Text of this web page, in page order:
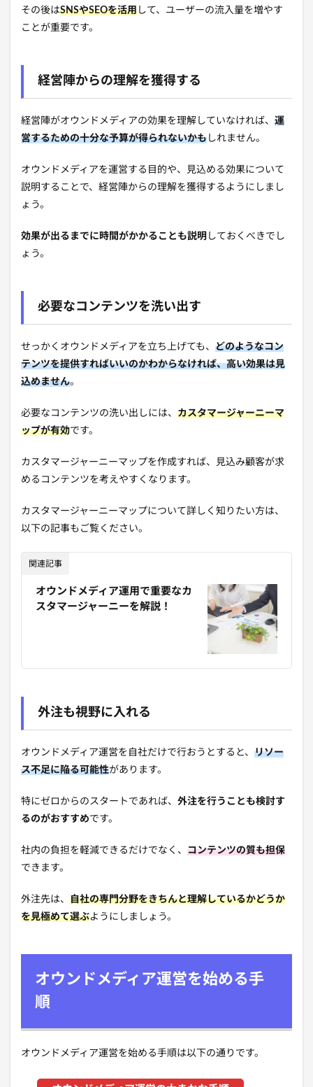
その後はSNSやSEOを活用 して、ユーザーの流入量を増やす
ことが重要です。
経営陣からの理解を獲得する
経営陣がオウンドメディアの効果を理解していなければ、 運
営するための十分な予算が得られないかも しれません。
オウンドメディアを運営する目的や、見込める効果について
説明することで、経営陣からの理解を獲得するようにしまし
ょう。
効果が出るまでに時間がかかることも説明 しておくべきでし
ょう。
必要なコンテンツを洗い出す
せっかくオウンドメディアを立ち上げても、 どのようなコン
テンツを提供すればいいのかわからなければ、高い効果は見
込めません。
必要なコンテンツの洗い出しには、 カスタマージャーニーマ
ップが有効です。
カスタマージャーニーマップを作成すれば、見込み顧客が求
めるコンテンツを考えやすくなります。
カスタマージャーニーマップについて詳しく知りたい方は、
以下の記事もご覧ください。
関連記事
オウンドメディア運用で重要なカ
スタマージャーニーを解説！
外注も視野に入れる
オウンドメディア運営を自社だけで行おうとすると、 リソー
ス不足に陥る可能性があります。
特にゼロからのスタートであれば、 外注を行うことも検討す
るのがおすすめです。
社内の負担を軽減できるだけでなく、 コンテンツの質も担保
できます。
外注先は、 自社の専門分野をきちんと理解しているかどうか
を見極めて選ぶようにしましょう。
オウンドメディア運営を始める手
順
オウンドメディア運営を始める手順は以下の通りです。